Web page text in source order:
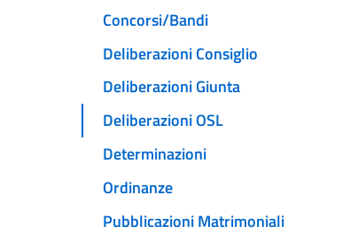
Concorsi/Bandi
Deliberazioni Consiglio
Deliberazioni Giunta
Deliberazioni OSL
Determinazioni
Ordinanze
Pubblicazioni Matrimoniali